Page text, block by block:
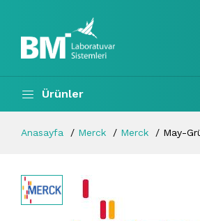
Ürünler
Anasayfa Merck Merck May-